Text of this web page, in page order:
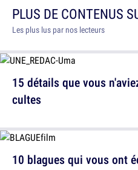
PLUS DE CONTENUS
Les plus lus par nos lecteurs
15 détails que vous
cultes
10 blagues qui vous ont